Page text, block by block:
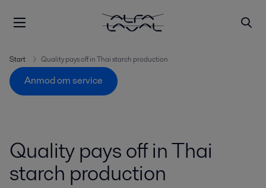
Start Quality pays off in Thai starch production
Anmod om service
Quality pays off in Thai
starch production